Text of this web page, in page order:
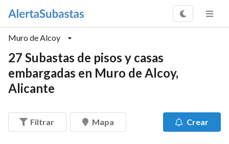
Muro de Alcoy
27 Subastas de pisos y casas
embargadas en Muro de Alcoy,
Alicante
Filtrar Mapa Crear